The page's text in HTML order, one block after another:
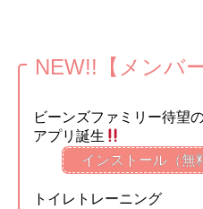
NEW!!【メンバ
ビーンズファミリー待望
アプリ誕生
インストール（無
トイレトレーニング